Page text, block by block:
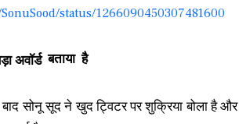
status/1266090450307481600
अवॉर्ड बतायाहै
सोनू सूद ने खुद ट्विटर पर शुक्रिया बोला है